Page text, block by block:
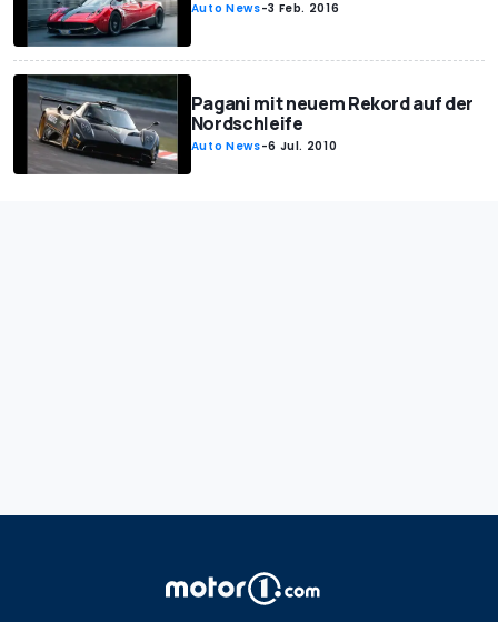
Auto News-3 Feb. 2016
Pagani mit neuem Rekord auf der
Nordschleife
Auto News-6 Jul. 2010